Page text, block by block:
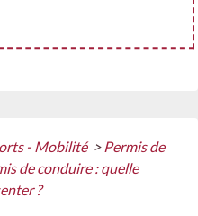
- Mobilité > Permis de
de conduire : quelle
?